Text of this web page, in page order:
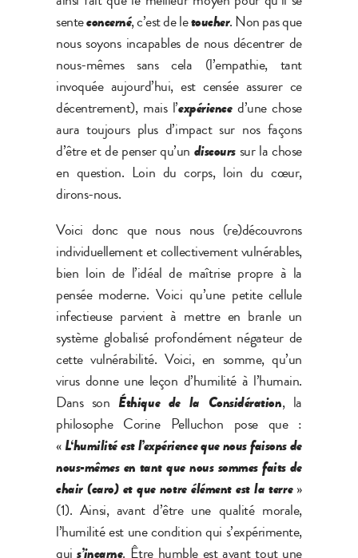
senteconcerné, c’est de letoucher. Non pas que
nous soyons incapables de nous décentrer de
nous-mêmes sans cela (l’empathie, tant
invoquée aujourd’hui, est censée assurer ce
décentrement), mais l’expérience d’une chose
aura toujours plus d’impact sur nos façons
d’être et de penser qu’un discourssur la chose
en question. Loin du corps, loin du cœur,
dirons-nous.
Voici donc que nous nous (re)découvrons
individuellement et collectivement vulnérables,
bien loin de l’idéal de maîtrise propre à la
pensée moderne. Voici qu’une petite cellule
infectieuse parvient à mettre en branle un
système globalisé profondément négateur de
cette vulnérabilité. Voici, en somme, qu’un
virus donne une leçon d’humilité à l’humain.
Dans sonÉthique de la Considération, la
philosophe Corine Pelluchon pose que :
«L‘humilité est l’expérience que nous faisons de
nous-mêmes en tant que nous sommes faits de
chair (caro) et que notre élément est la terre»
(1). Ainsi, avant d’être une qualité morale,
l’humilité est une condition qui s’expérimente,
quis’incarne. Être humble est avant tout une